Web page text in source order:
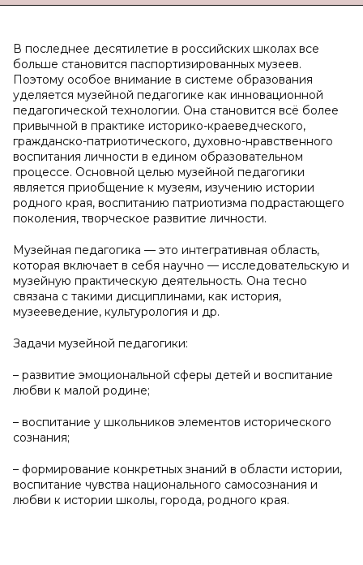
В последнее десятилетие в российских школах все
больше становится паспортизированных музеев.
Поэтому особое внимание в системе образования
уделяется музейной педагогике как инновационной
педагогической технологии. Она становится всё более
привычной в практике историко-краеведческого,
гражданско-патриотического, духовно-нравственного
воспитания личности в едином образовательном
процессе. Основной целью музейной педагогики
является приобщение к музеям, изучению истории
родного края, воспитанию патриотизма подрастающего
поколения, творческое развитие личности.
Музейная педагогика — это интегративная область,
которая включает в себя научно — исследовательскую и
музейную практическую деятельность. Она тесно
связана с такими дисциплинами, как история,
музееведение, культурология и др.
Задачи музейной педагогики:
– развитие эмоциональной сферы детей и воспитание
любви к малой родине;
– воспитание у школьников элементов исторического
сознания;
– формирование конкретных знаний в области истории,
воспитание чувства национального самосознания и
любви к истории школы, города, родного края.